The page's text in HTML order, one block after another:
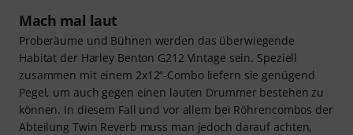
Mach mal laut
Proberäume und Bühnen werden das überwiegende
Habitat der Harley Benton G212 Vintage sein. Speziell
zusammen mit einem 2x12“-Combo liefern sie genügend
Pegel, um auch gegen einen lauten Drummer bestehen zu
können. In diesem Fall und vor allem bei Röhrencombos der
Abteilung Twin Reverb muss man jedoch darauf achten,